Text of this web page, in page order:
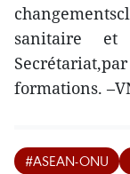
sanitaire
formations.
#ASEAN-ONU